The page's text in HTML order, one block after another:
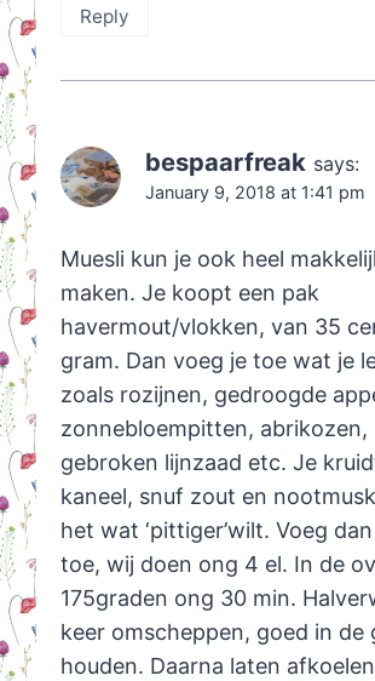
Reply
bespaarfreak says:
January 9, 2018 at 1:41 pm
Muesli kun je ook heel
maken. Je koopt een pak
havermout/vlokken, van 35
gram. Dan voeg je toe wat je
zoals rozijnen, gedroogde
zonnebloempitten, abrikozen,
gebroken lijnzaad etc. Je
kaneel, snuf zout en
het wat ‘pittiger’wilt. Voeg
toe, wij doen ong 4 el. In de
175graden ong 30 min.
keer omscheppen, goed in de
houden. Daarna laten